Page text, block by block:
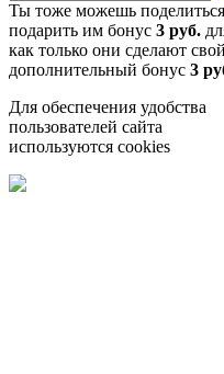
Ты тоже можешь
подарить им бонус 3 руб.
как только они сделают
дополнительный бонус 3
Для обеспечения удобства
пользователей сайта
используются cookies